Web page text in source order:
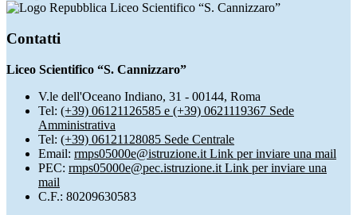
Liceo Scientifico “S. Cannizzaro”
Contatti
Liceo Scientifico “S. Cannizzaro”
V.le dell'Oceano Indiano, 31 - 00144, Roma
Tel: (+39) 06121126585 e (+39) 0621119367 Sede
Amministrativa
Tel: (+39) 06121128085 Sede Centrale
Email: rmps05000e@istruzione.it Link per inviare una mail
PEC: rmps05000e@pec.istruzione.it Link per inviare una
mail
C.F.: 80209630583